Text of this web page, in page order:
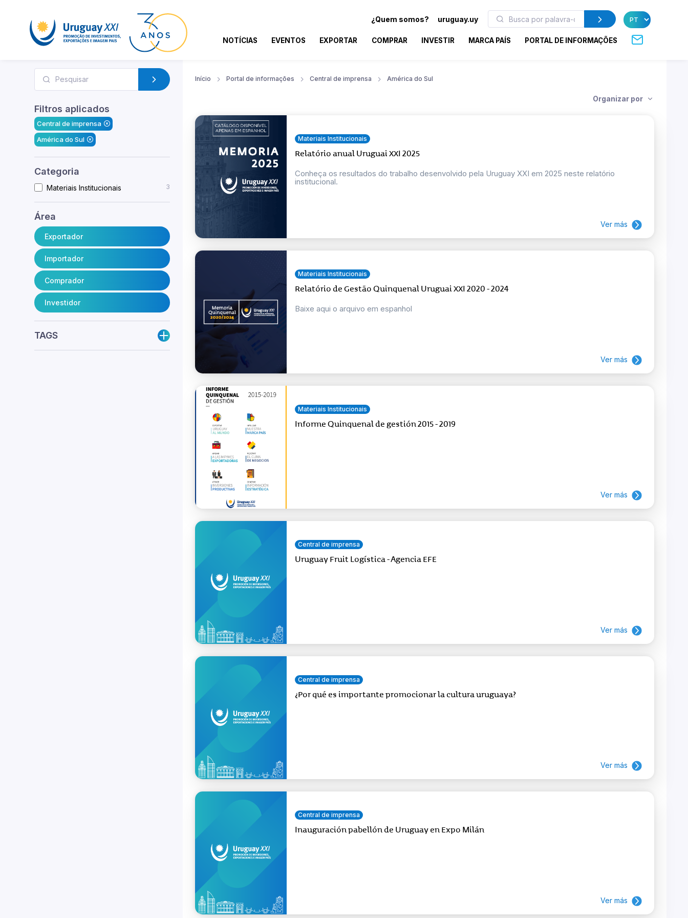
¿Quem somos? uruguay.uy
NOTÍCIAS EVENTOS EXPORTAR COMPRAR INVESTIR MARCA PAÍS PORTAL DE INFORMAÇÕES
Filtros aplicados
Central de imprensa
América do Sul
Categoria
Materiais Institucionais 3
Área
Exportador
Importador
Comprador
Investidor
TAGS
Início Portal de informações Central de imprensa América do Sul
Organizar por
Materiais Institucionais
Relatório anual Uruguai XXI 2025
Conheça os resultados do trabalho desenvolvido pela Uruguay XXI em 2025 neste relatório
institucional.
Ver más
Materiais Institucionais
Relatório de Gestão Quinquenal Uruguai XXI 2020 - 2024
Baixe aqui o arquivo em espanhol
Ver más
Materiais Institucionais
Informe Quinquenal de gestión 2015 - 2019
Ver más
Central de imprensa
Uruguay Fruit Logística - Agencia EFE
Ver más
Central de imprensa
¿Por qué es importante promocionar la cultura uruguaya?
Ver más
Central de imprensa
Inauguración pabellón de Uruguay en Expo Milán
Ver más